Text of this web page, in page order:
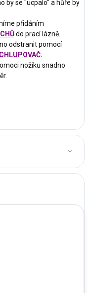
by se "ucpalo" a hůře by
přidáním
do prací lázně.
odstranit pomocí
.
nožíku snadno